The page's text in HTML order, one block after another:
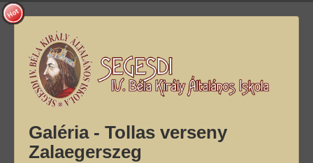
Galéria - Tollas verseny
Zalaegerszeg